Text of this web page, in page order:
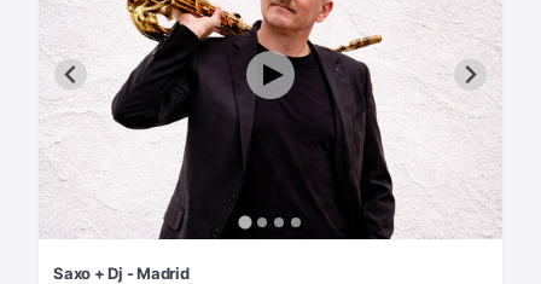
Saxo + Dj - Madrid